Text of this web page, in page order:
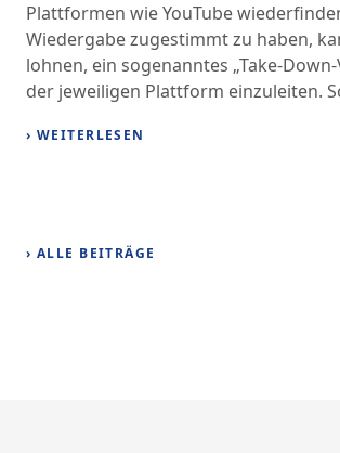
Plattformen wie YouTube
Wiedergabe zugestimmt zu haben,
lohnen, ein sogenanntes „Take-
der jeweiligen Plattform einzuleiten.
› WEITERLESEN
› ALLE BEITRÄGE